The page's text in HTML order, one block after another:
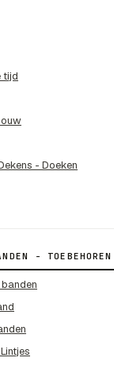
tijd
- Doeken
- TOEBEHOREN